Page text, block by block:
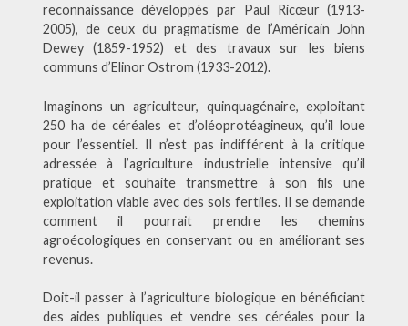
reconnaissance développés par Paul Ricœur (1913-
2005), de ceux du pragmatisme de l’Américain John
Dewey (1859-1952) et des travaux sur les biens
communs d’Elinor Ostrom (1933-2012).
Imaginons un agriculteur, quinquagénaire, exploitant
250 ha de céréales et d’oléoprotéagineux, qu’il loue
pour l’essentiel. Il n’est pas indifférent à la critique
adressée à l’agriculture industrielle intensive qu’il
pratique et souhaite transmettre à son fils une
exploitation viable avec des sols fertiles. Il se demande
comment il pourrait prendre les chemins
agroécologiques en conservant ou en améliorant ses
revenus.
Doit-il passer à l’agriculture biologique en bénéficiant
des aides publiques et vendre ses céréales pour la